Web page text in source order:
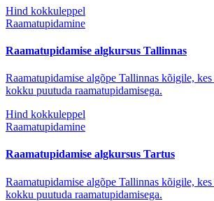
Hind kokkuleppel
Raamatupidamine
Raamatupidamise algkursus Tallinnas
Raamatupidamise algõpe Tallinnas kõigile,
kokku puutuda raamatupidamisega.
Hind kokkuleppel
Raamatupidamine
Raamatupidamise algkursus Tartus
Raamatupidamise algõpe Tallinnas kõigile,
kokku puutuda raamatupidamisega.